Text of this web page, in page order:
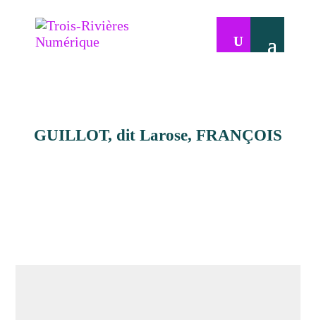
GUILLOT, dit Larose, FRANÇOIS